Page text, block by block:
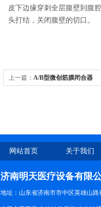
皮下边缘穿刺全层腹壁到腹
头打结，关闭腹壁的切口。
上一篇： A/B型微创筋膜闭合器
网站首页 关于我们
济南明天医疗设备有限
地址：山东省济南市市中区英雄山路